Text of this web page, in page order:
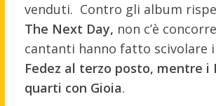
venduti. Contro gli album
The Next Day, non c’è
cantanti hanno fatto scivolare
Fedez al terzo posto, mentre i
quarti con Gioia.